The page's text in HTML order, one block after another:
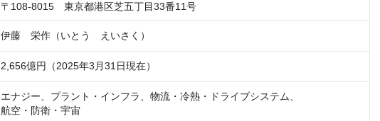
〒108-8015　東京都港区芝五丁目33番11号
伊藤　栄作（いとう　えいさく）
2,656億円（2025年3月31日現在）
エナジー、プラント・インフラ、物流・冷熱・ドライブシステム、
航空・防衛・宇宙